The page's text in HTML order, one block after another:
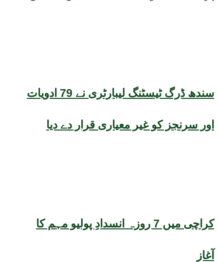
سندھ ڈرگ ٹیسٹنگ لیبارٹری نے 79 ادویات
اور سرنجز کو غیر معیاری قرار دے دیا
کراچی میں 7 روزہ انسدادِ پولیو مہم کا
آغاز